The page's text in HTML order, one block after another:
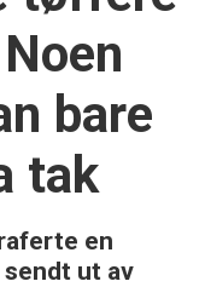
bare
tak
en
ut av